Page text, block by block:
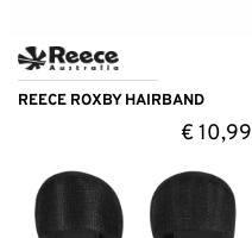
REECE ROXBY HAIRBAND
€10,99